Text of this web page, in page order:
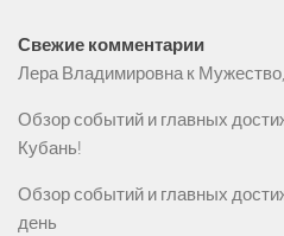
Свежие комментарии
Лера Владимировнак
Обзор событий и главных
Кубань!
Обзор событий и главных
день